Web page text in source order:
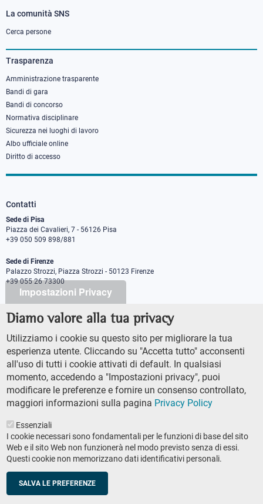
Impostazioni Privacy
Diamo valore alla tua privacy
Utilizziamo i cookie su questo sito per migliorare la tua
esperienza utente. Cliccando su "Accetta tutto" acconsenti
all'uso di tutti i cookie attivati di default. In qualsiasi
momento, accedendo a "Impostazioni privacy", puoi
modificare le preferenze e fornire un consenso controllato,
maggiori informazioni sulla pagina Privacy Policy
Essenziali
I cookie necessari sono fondamentali per le funzioni di base del sito
Web e il sito Web non funzionerà nel modo previsto senza di essi.
Questi cookie non memorizzano dati identificativi personali.
SALVA LE PREFERENZE
Footer
column
3
La comunità SNS
Cerca persone
Trasparenza
Amministrazione trasparente
Bandi di gara
Bandi di concorso
Normativa disciplinare
Sicurezza nei luoghi di lavoro
Albo ufficiale online
Diritto di accesso
Contatti
Sede di Pisa
Piazza dei Cavalieri, 7 - 56126 Pisa
+39 050 509 898/881
Sede di Firenze
Palazzo Strozzi, Piazza Strozzi - 50123 Firenze
+39 055 26 73300
PEC protocollo@pec.sns.it
Codice Fiscale 8000 5050507
Ufficio comunicazione
Addetto stampa
URP - Ufficio relazioni con il pubblico
Footer
secondary
AMMINISTRAZIONE TRASPARENTE